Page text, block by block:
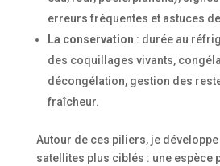
erreurs fréquentes et astuces
La conservation : durée au
des coquillages vivants,
décongélation, gestion des
fraîcheur.
Autour de ces piliers, je
satellites plus ciblés : une espèce